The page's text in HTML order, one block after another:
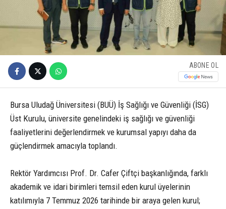
ABONE OL
Bursa Uludağ Üniversitesi (BUÜ) İş Sağlığı ve Güvenliği (İSG)
Üst Kurulu, üniversite genelindeki iş sağlığı ve güvenliği
faaliyetlerini değerlendirmek ve kurumsal yapıyı daha da
güçlendirmek amacıyla toplandı.
Rektör Yardımcısı Prof. Dr. Cafer Çiftçi başkanlığında, farklı
akademik ve idari birimleri temsil eden kurul üyelerinin
katılımıyla 7 Temmuz 2026 tarihinde bir araya gelen kurul;